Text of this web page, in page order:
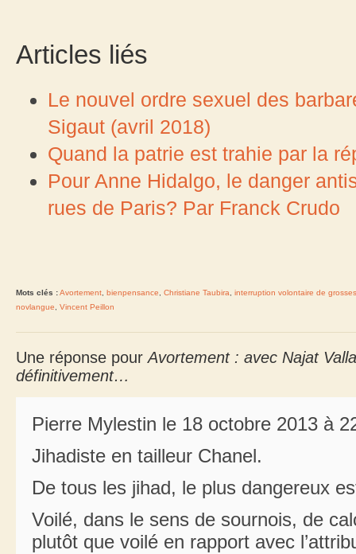
Articles liés
Le nouvel ordre sexuel des
Sigaut (avril 2018)
Quand la patrie est trahie par la
Pour Anne Hidalgo, le danger
rues de Paris? Par Franck Crudo
Mots clés :Avortement bienpensance Christiane Taubira
interruption volontaire de
novlangue
Vincent Peillon
Une réponse pourAvortement : avec Najat
définitivement…
Pierre Mylestin le 18 octobre 2013 à
Jihadiste en tailleur Chanel.
De tous les jihad, le plus dangereux
Voilé, dans le sens de sournois, de
plutôt que voilé en rapport avec